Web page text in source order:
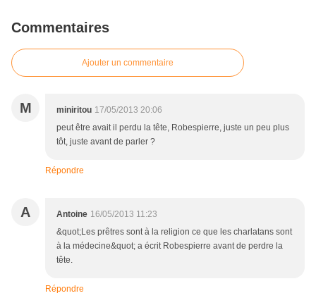
Commentaires
Ajouter un commentaire
M miniritou 17/05/2013 20:06
peut être avait il perdu la tête, Robespierre, juste un peu plus
tôt, juste avant de parler ?
Répondre
A Antoine 16/05/2013 11:23
&quot;Les prêtres sont à la religion ce que les charlatans sont
à la médecine&quot; a écrit Robespierre avant de perdre la
tête.
Répondre